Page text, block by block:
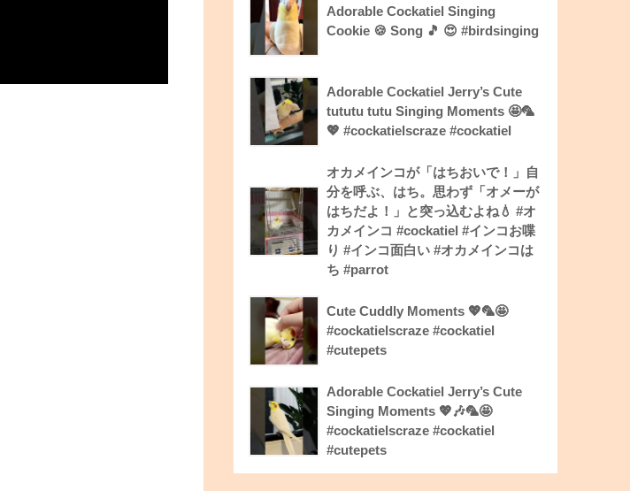
Adorable Cockatiel Singing
Cookie 🍪 Song 🎵 😍 #birdsinging
Adorable Cockatiel Jerry’s Cute
tututu tutu Singing Moments 🤩🦜
💖 #cockatielscraze #cockatiel
オカメインコが「はちおいで！」自
分を呼ぶ、はち。思わず「オメーが
はちだよ！」と突っ込むよね💧 #オ
カメインコ #cockatiel #インコお喋
り #インコ面白い #オカメインコは
ち #parrot
Cute Cuddly Moments 💖🦜🤩
#cockatielscraze #cockatiel
#cutepets
Adorable Cockatiel Jerry’s Cute
Singing Moments 💖🎶🦜🤩
#cockatielscraze #cockatiel
#cutepets